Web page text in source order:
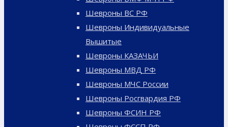
Шевроны ВС РФ
Шевроны Индивидуальные
Вышитые
Шевроны КАЗАЧЬИ
Шевроны МВД РФ
Шевроны МЧС России
Шевроны Росгвардия РФ
Шевроны ФСИН РФ